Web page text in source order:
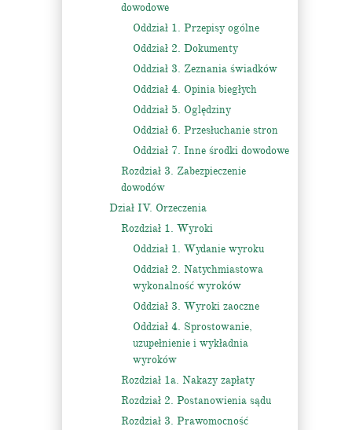
dowodowe
Oddział 1. Przepisy ogólne
Oddział 2. Dokumenty
Oddział 3. Zeznania świadków
Oddział 4. Opinia biegłych
Oddział 5. Oględziny
Oddział 6. Przesłuchanie stron
Oddział 7. Inne środki dowodowe
Rozdział 3. Zabezpieczenie
dowodów
Dział IV. Orzeczenia
Rozdział 1. Wyroki
Oddział 1. Wydanie wyroku
Oddział 2. Natychmiastowa
wykonalność wyroków
Oddział 3. Wyroki zaoczne
Oddział 4. Sprostowanie,
uzupełnienie i wykładnia
wyroków
Rozdział 1a. Nakazy zapłaty
Rozdział 2. Postanowienia sądu
Rozdział 3. Prawomocność